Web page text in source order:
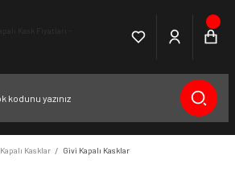
Kapalı Kasklar Givi Kapalı Kasklar